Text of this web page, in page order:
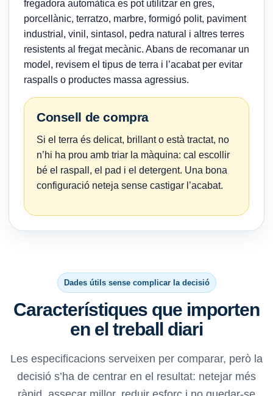
fregadora automàtica es pot utilitzar en gres,
porcellànic, terratzo, marbre, formigó polit, paviment
industrial, vinil, sintasol, pedra natural i altres terres
resistents al fregat mecànic. Abans de recomanar un
model, revisem el tipus de terra i l’acabat per evitar
raspalls o productes massa agressius.
Consell de compra
Si el terra és delicat, brillant o està tractat, no
n’hi ha prou amb triar la màquina: cal escollir
bé el raspall, el pad i el detergent. Una bona
configuració neteja sense castigar l’acabat.
Dades útils sense complicar la decisió
Característiques que importen
en el treball diari
Les especificacions serveixen per comparar, però la
decisió s’ha de centrar en el resultat: netejar més